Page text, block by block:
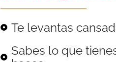
Te levantas
Sabes lo que